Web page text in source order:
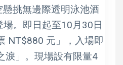
挑無邊際透明泳池酒
場。即日起至10月30日
NT$880 元」，入場即
淚」。現場設有限量4